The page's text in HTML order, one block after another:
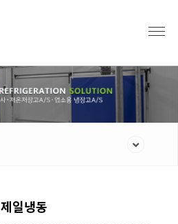
제일냉동